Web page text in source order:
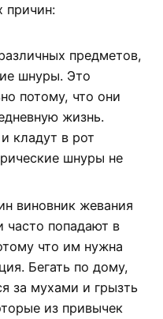
причин:
предметов,
шнуры. Это
потому, что они
жизнь.
кладут в рот
шнуры не
виновник жевания
попадают в
что им нужна
Бегать по дому,
за мухами и грызть
из привычек